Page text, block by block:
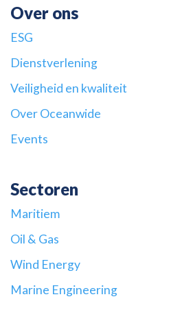
Over ons
ESG
Dienstverlening
Veiligheid en kwaliteit
Over Oceanwide
Events
Sectoren
Maritiem
Oil & Gas
Wind Energy
Marine Engineering